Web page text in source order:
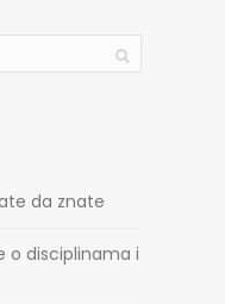
da znate
o disciplinama i